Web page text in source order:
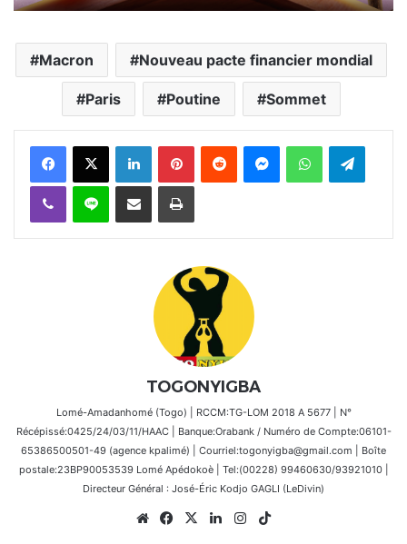
Macron Nouveau pacte financier mondial
Paris Poutine Sommet
FacebookX Linkedin PinterestReddit MessengerWhatsAppTelegram
Viber Ligne Partager par email Imprimer
TOGONYIGBA
Lomé-Amadanhomé (Togo) | RCCM:TG-LOM 2018 A 5677 | N°
Récépissé:0425/24/03/11/HAAC | Banque:Orabank / Numéro de Compte:06101-
65386500501-49 (agence kpalimé) | Courriel:togonyigba@gmail.com | Boîte
postale:23BP90053539 Lomé Apédokoè | Tel:(00228) 99460630/93921010 |
Directeur Général : José-Éric Kodjo GAGLI (LeDivin)
WebsiteFacebook
X LinkedinInstagram